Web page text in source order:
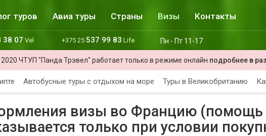
туров Авиа туры Страны Визы Контакты
38 07 Vel +375 25 537 99 83 Life Пн - Пт 11-17
ЧТУП "Панда Трэвел" работает только в режиме онлайн подробнее в
Автобусные туры с отдыхом на море Туры в Великобританию
визы во Францию (помощь
только при условии